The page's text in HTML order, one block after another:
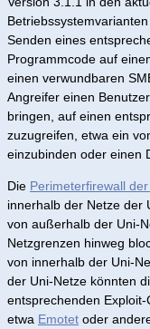
Senden eines
Programmcode auf
einen verwundbaren
Angreifer einen
bringen, auf einen
zuzugreifen, etwa ein
einzubinden oder einen
Die Perimeterfirewall
innerhalb der Netze der
von außerhalb der Uni-
Netzgrenzen hinweg
von innerhalb der Uni-
der Uni-Netze könnten
entsprechenden
etwa Emotet oder